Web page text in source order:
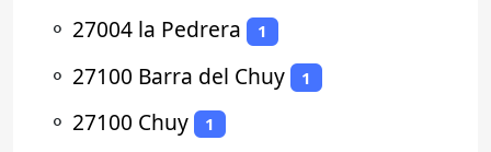
⚬ 27004 la Pedrera 1
⚬ 27100 Barra del Chuy 1
⚬ 27100 Chuy 1